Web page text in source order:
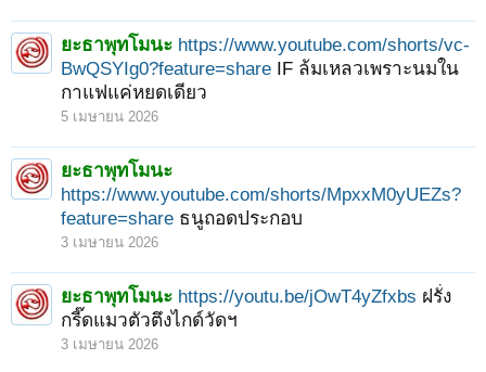
ยะธาพุทโมนะ https://www.youtube.com/shorts/vc-
BwQSYIg0?feature=share IF ล้มเหลวเพราะนมใน
กาแฟแค่หยดเดียว
5 เมษายน 2026
ยะธาพุทโมนะ
https://www.youtube.com/shorts/MpxxM0yUEZs?
feature=share ธนูถอดประกอบ
3 เมษายน 2026
ยะธาพุทโมนะ https://youtu.be/jOwT4yZfxbs ฝรั่ง
กรี๊ดแมวตัวตึงไกด์วัดฯ
3 เมษายน 2026